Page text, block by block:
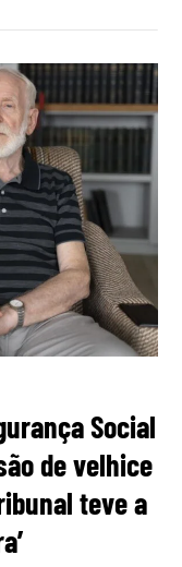
Social
de velhice
teve a